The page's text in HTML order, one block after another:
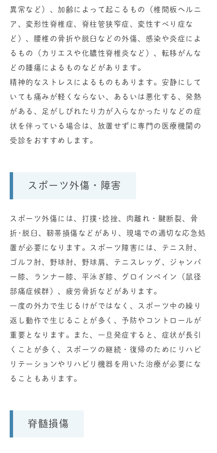
異常など）、加齢によって起こるもの（椎間板ヘルニ
ア、変形性脊椎症、脊柱管狭窄症、変性すべり症な
ど）、腰椎の骨折や脱臼などの外傷、感染や炎症によ
るもの（カリエスや化膿性脊椎炎など）、転移がんな
どの腫瘍によるものなどがあります。
精神的なストレスによるものもあります。安静にして
いても痛みが軽くならない、あるいは悪化する、発熱
がある、足がしびれたり力が入らなかったりなどの症
状を伴っている場合は、放置せずに専門の医療機関の
受診をおすすめします。
スポーツ外傷・障害
スポーツ外傷には、打撲･捻挫、肉離れ・腱断裂、骨
折･脱臼、靭帯損傷などがあり、現場での適切な応急処
置が必要になります。スポーツ障害には、テニス肘、
ゴルフ肘、野球肘、野球肩、テニスレッグ、ジャンパ
ー膝、ランナー膝、平泳ぎ膝、グロインペイン（鼠径
部痛症候群）、疲労骨折などがあります。
一度の外力で生じるけがではなく、スポーツ中の繰り
返し動作で生じることが多く、予防やコントロールが
重要となります。また、一旦発症すると、症状が長引
くことが多く、スポーツの継続・復帰のためにリハビ
リテーションやリハビリ機器を用いた治療が必要にな
ることもあります。
脊髄損傷